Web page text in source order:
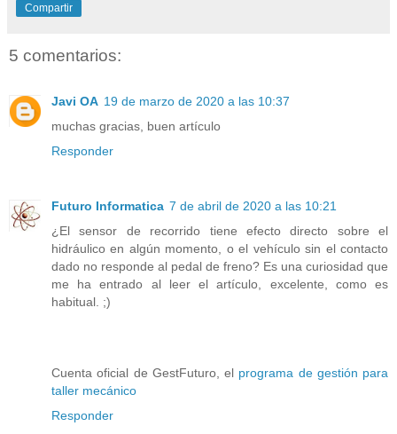
Compartir
5 comentarios:
Javi OA 19 de marzo de 2020 a las 10:37
muchas gracias, buen artículo
Responder
Futuro Informatica 7 de abril de 2020 a las 10:21
¿El sensor de recorrido tiene efecto directo sobre el
hidráulico en algún momento, o el vehículo sin el contacto
dado no responde al pedal de freno? Es una curiosidad que
me ha entrado al leer el artículo, excelente, como es
habitual. ;)
Cuenta oficial de GestFuturo, el programa de gestión para
taller mecánico
Responder